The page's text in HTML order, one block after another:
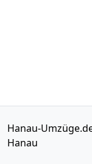
Hanau-
Hanau